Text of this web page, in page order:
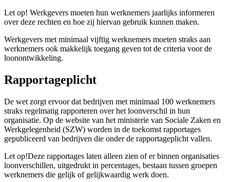
Let op! Werkgevers moeten hun werknemers jaarlijks informeren
over deze rechten en hoe zij hiervan gebruik kunnen maken.
Werkgevers met minimaal vijftig werknemers moeten straks aan
werknemers ook makkelijk toegang geven tot de criteria voor de
loonontwikkeling.
Rapportageplicht
De wet zorgt ervoor dat bedrijven met minimaal 100 werknemers
straks regelmatig rapporteren over het loonverschil in hun
organisatie. Op de website van het ministerie van Sociale Zaken en
Werkgelegenheid (SZW) worden in de toekomst rapportages
gepubliceerd van bedrijven die onder de rapportageplicht vallen.
Let op!Deze rapportages laten alleen zien of er binnen organisaties
loonverschillen, uitgedrukt in percentages, bestaan tussen groepen
werknemers die gelijk of gelijkwaardig werk doen.